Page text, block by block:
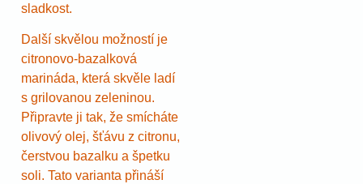
sladkost.
Další skvělou možností je
citronovo-bazalková
marináda, která skvěle ladí
s grilovanou zeleninou.
Připravte ji tak, že smícháte
olivový olej, šťávu z citronu,
čerstvou bazalku a špetku
soli. Tato varianta přináší